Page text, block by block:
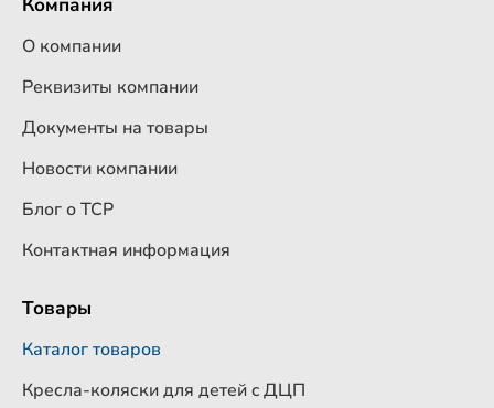
О компании
Реквизиты компании
Документы на товары
Новости компании
Блог о ТСР
Контактная информация
Товары
Каталог товаров
Кресла-коляски для детей c ДЦП